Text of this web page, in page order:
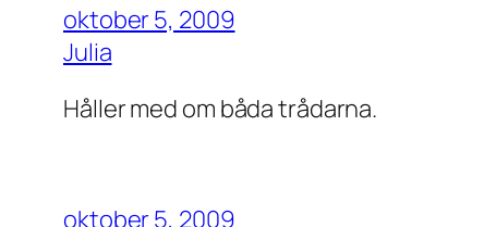
oktober 5, 2009
Julia
Håller med om båda trådarna.
oktober 5, 2009